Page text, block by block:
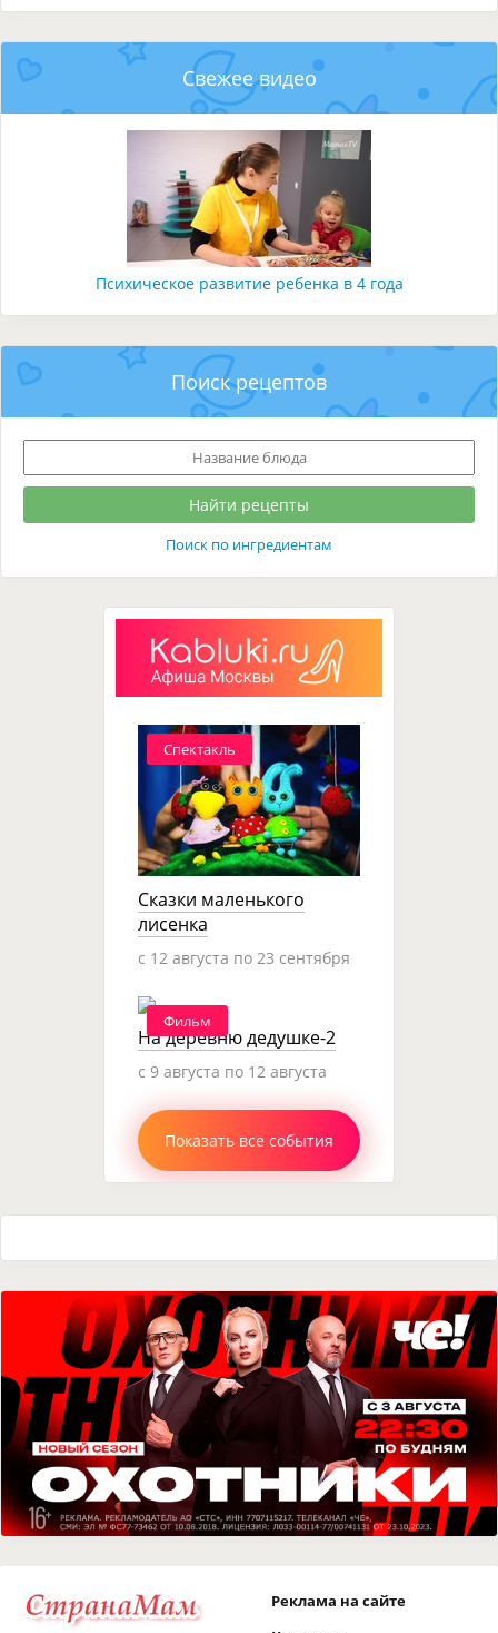
Свежее видео
Психическое развитие ребенка в 4 года
Поиск рецептов
Поиск по ингредиентам
Спектакль
Сказки маленького
лисенка
c 12 августа по 23 сентября
Фильм
На деревню дедушке-2
c 9 августа по 12 августа
Показать все события
Реклама на сайте